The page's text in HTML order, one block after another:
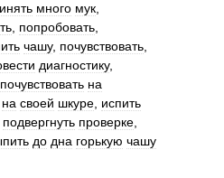
много мук
попробовать
чашу, почувствовать
диагностику,
почувствовать на
на своей шкуре испить
подвергнуть проверке
до дна горькую чашу